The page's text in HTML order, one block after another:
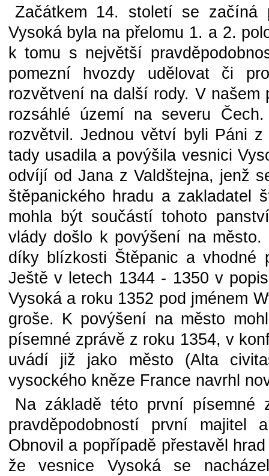
Začátkem 14. století se začíná
Vysoká byla na přelomu 1. a 2.
k tomu s největší
pomezní hvozdy udělovat či
rozvětvení na další rody. V
rozsáhlé území na severu
rozvětvil. Jednou větví byli Páni
tady usadila a povýšila vesnici
odvíjí od Jana z Valdštejna, jenž
štěpanického hradu a zakladatel
mohla být součástí tohoto
vlády došlo k povýšení na
díky blízkosti Štěpanic a vhodné
Ještě v letech 1344 - 1350 v
Vysoká a roku 1352 pod jménem
groše. K povýšení na město
písemné zprávě z roku 1354, v
uvádí již jako město (Alta
vysockého kněze France navrhl
Na základě této první písemné
pravděpodobností první majitel
Obnovil a popřípadě přestavěl
že vesnice Vysoká se